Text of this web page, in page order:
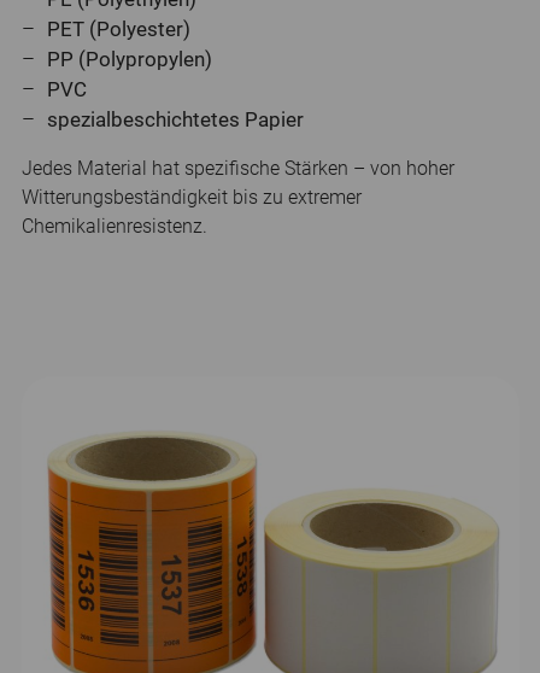
PET (Polyester)
PP (Polypropylen)
PVC
spezialbeschichtetes Papier
Jedes Material hat spezifische Stärken – von hoher
Witterungsbeständigkeit bis zu extremer
Chemikalienresistenz.